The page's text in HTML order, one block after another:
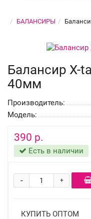
БАЛАНСИРЫ
Балансир X-
40мм
Производитель:
Модель:
390 р.
Есть в наличии
+
-
КУПИТЬ ОПТОМ